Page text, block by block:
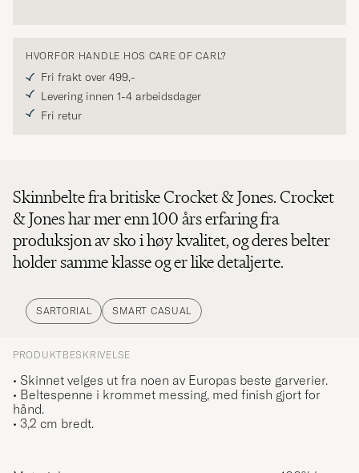
HVORFOR HANDLE HOS CARE OF CARL?
Fri frakt over 499,-
Levering innen 1-4 arbeidsdager
Fri retur
Skinnbelte fra britiske Crocket & Jones. Crocket
& Jones har mer enn 100 års erfaring fra
produksjon av sko i høy kvalitet, og deres belter
holder samme klasse og er like detaljerte.
SARTORIAL SMART CASUAL
PRODUKTBESKRIVELSE
• Skinnet velges ut fra noen av Europas beste garverier.
• Beltespenne i krommet messing, med finish gjort for
hånd.
• 3,2 cm bredt.